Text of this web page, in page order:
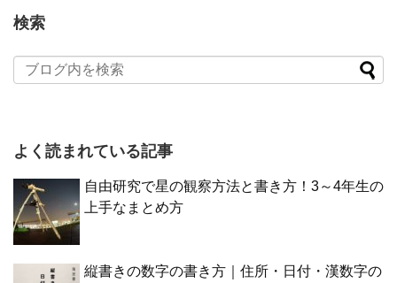
検索
よく読まれている記事
自由研究で星の観察方法と書き方！3～4年生の
上手なまとめ方
縦書きの数字の書き方｜住所・日付・漢数字の